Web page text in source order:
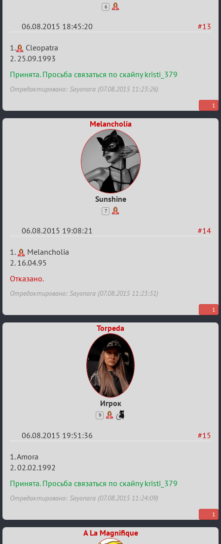
6
#13
06.08.2015 18:45:20
Re:
Строительная
карусель!
1.
Cleopatra
2. 25.09.1993
Принята. Просьба связаться по скайпу kristi_379
Отредактировано: Sayonara (07.08.2015 11:23:26)
1
Melancholia
Sunshine
7
#14
06.08.2015 19:08:21
Re:
Строительная
карусель!
1.
Melancholia
2. 16.04.95
Отказано.
Отредактировано: Sayonara (07.08.2015 11:23:51)
1
Torpeda
Игрок
9
#15
06.08.2015 19:51:36
Re:
Строительная
карусель!
1. Amora
2. 02.02.1992
Принята. Просьба связаться по скайпу kristi_379
Отредактировано: Sayonara (07.08.2015 11:24:09)
1
A La Magnifique